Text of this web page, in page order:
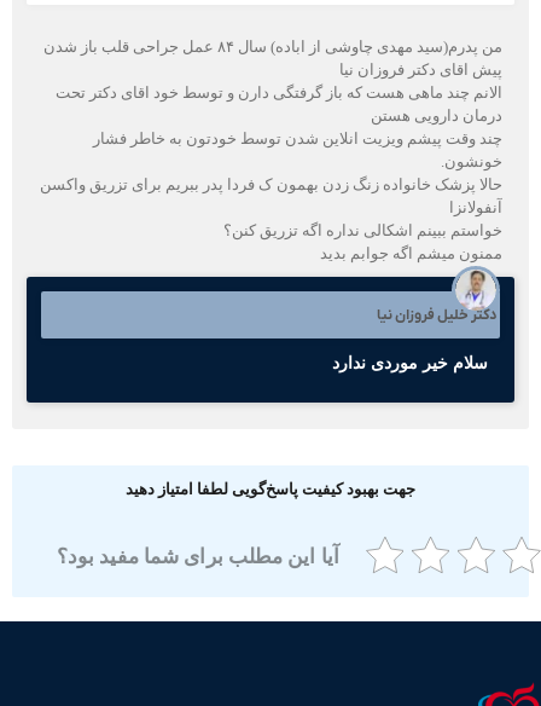
من پدرم(سید مهدی چاوشی از اباده) سال ۸۴ عمل جراحی قلب باز شدن
اقای دکتر فروزان نیا
چند ماهی هست که باز گرفتگی دارن و توسط خود اقای دکتر تحت
دارویی هستن
وقت پیشم ویزیت انلاین شدن توسط خودتون به خاطر فشار
پزشک خانواده زنگ زدن بهمون ک فردا پدر ببریم برای تزریق واکسن
ببینم اشکالی نداره اگه تزریق کنن؟
میشم اگه جوابم بدید
دکتر خلیل فروزان نیا
سلام خیر موردی ندارد
جهت بهبود کیفیت پاسخ‌گویی لطفا امتیاز دهید
آیا این مطلب برای شما مفید بود؟